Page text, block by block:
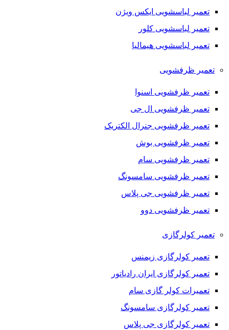
تعمیر لباسشویی ایکس ویژن
تعمیر لباسشویی کلور
تعمیر لباسشویی هیمالیا
تعمیر ظرفشویی
تعمیر ظرفشویی اسنوا
تعمیر ظرفشویی ال جی
تعمیر ظرفشویی جنرال الکتریک
تعمیر ظرفشویی بوش
تعمیر ظرفشویی سام
تعمیر ظرفشویی سامسونگ
تعمیر ظرفشویی جی پلاس
تعمیر ظرفشویی دوو
تعمیر کولرگازی
تعمیر کولرگازی زیمنس
تعمیر کولرگازی ایران رادیاتور
تعمیرات کولر گازی سام
تعمیر کولرگازی سامسونگ
تعمیر کولرگازی جی پلاس